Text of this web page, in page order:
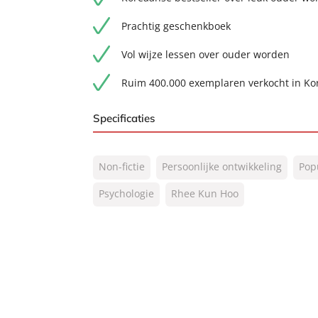
Prachtig geschenkboek
Vol wijze lessen over ouder worden
Ruim 400.000 exemplaren verkocht in
Specificaties
NUR:
770
Type:
E-book
Non-fictie Persoonlijke ontwikkeling
Psychologie
Rhee Kun Hoo